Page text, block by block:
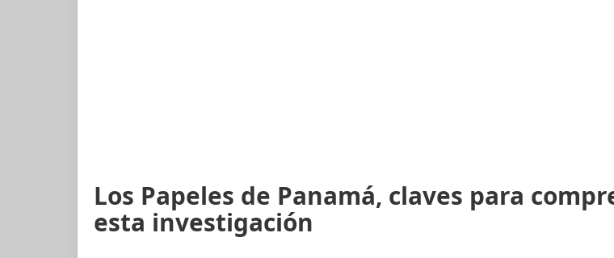
Los Papeles de Panamá, claves para
esta investigación